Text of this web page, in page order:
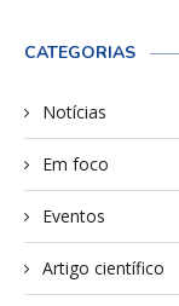
CATEGORIAS
Notícias
Em foco
Eventos
Artigo científico